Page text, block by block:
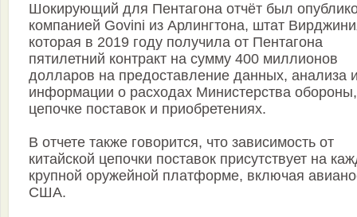
Шокирующий для Пентагона отчёт был
компанией Govini из Арлингтона, штат
которая в 2019 году получила от Пентагона
пятилетний контракт на сумму 400 миллионов
долларов на предоставление данных, анализа
информации о расходах Министерства обороны,
цепочке поставок и приобретениях.
В отчете также говорится, что зависимость от
китайской цепочки поставок присутствует на
крупной оружейной платформе, включая
США.